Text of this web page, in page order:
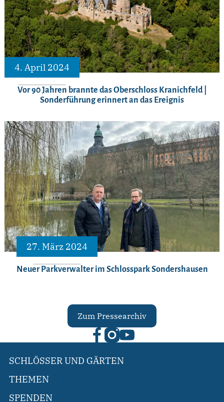
4. April 2024
Vor 90 Jahren brannte das Oberschloss Kranichfeld |
Sonderführung erinnert an das Ereignis
27. März 2024
Neuer Parkverwalter im Schlosspark Sondershausen
Zum Pressearchiv
SCHLÖSSER UND GÄRTEN
THEMEN
SPENDEN